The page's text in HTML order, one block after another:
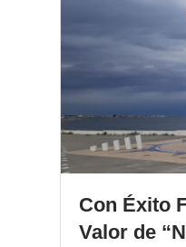
Con Éxito
Valor de